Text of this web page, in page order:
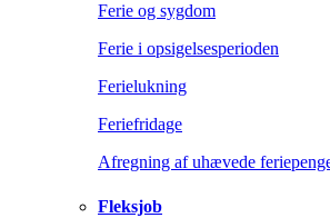
Ferie og sygdom
Ferie i opsigelsesperioden
Ferielukning
Feriefridage
Afregning af uhævede
Fleksjob